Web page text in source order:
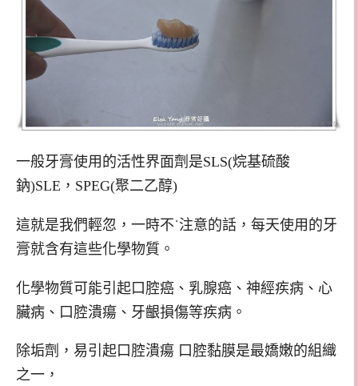
一般牙膏使用的活性界面劑是SLS(烷基硫酸
鈉)SLE，SPEG(聚二乙醇)
這就是我們輕忽，一時不˙注意的話，每天使用的牙
膏就含有這些化學物質。
化學物質可能引起口腔癌、乳腺癌、神經疾病、心
臟病、口腔潰瘍、牙齦損傷等疾病。
除垢劑，易引起口腔潰瘍 口腔黏膜是最嬌嫩的組織
之一，